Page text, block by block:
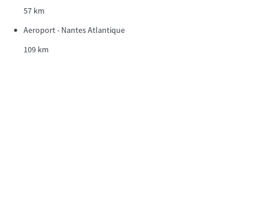
57 km
Aeroport - Nantes Atlantique
109 km